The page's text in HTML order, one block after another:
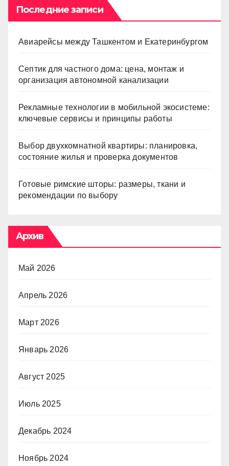
Последние записи
Авиарейсы между Ташкентом и Екатеринбургом
Септик для частного дома: цена, монтаж и
организация автономной канализации
Рекламные технологии в мобильной экосистеме:
ключевые сервисы и принципы работы
Выбор двухкомнатной квартиры: планировка,
состояние жилья и проверка документов
Готовые римские шторы: размеры, ткани и
рекомендации по выбору
Архив
Май 2026
Апрель 2026
Март 2026
Январь 2026
Август 2025
Июль 2025
Декабрь 2024
Ноябрь 2024